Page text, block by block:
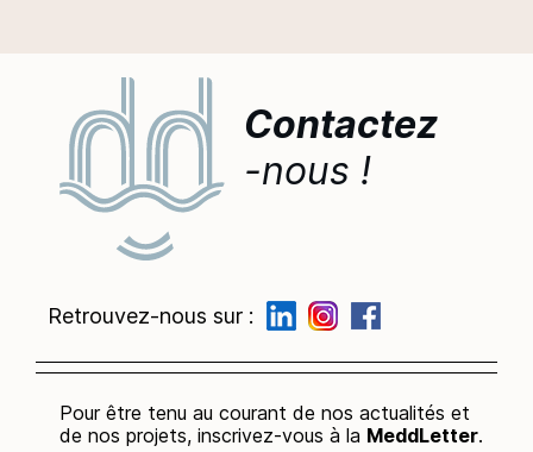
Contactez
-nous !
Retrouvez-nous sur :
Pour être tenu au courant de nos actualités et
de nos projets, inscrivez-vous à la MeddLetter.